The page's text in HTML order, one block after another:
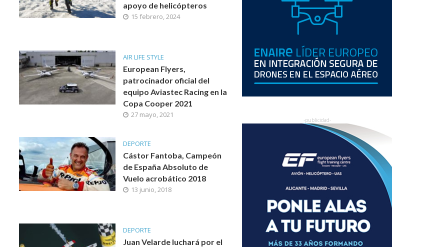
apoyo de helicópteros
15 febrero, 2024
AIR LIFE STYLE
European Flyers,
patrocinador oficial del
equipo Aviastec Racing en la
Copa Cooper 2021
27 mayo, 2021
DEPORTE
Cástor Fantoba, Campeón
de España Absoluto de
Vuelo acrobático 2018
13 junio, 2018
DEPORTE
Juan Velarde luchará por el